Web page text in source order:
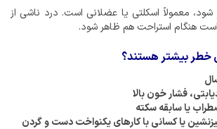
شود، معمولاً اسکلتی یا عضلانی است. درد ناشی از
هنگام استراحت هم ظاهر شود.
بیشتر هستند؟
فشار خون بالا
یا سابقه سکته
یا کسانی با کارهای یکنواخت دست و گردن